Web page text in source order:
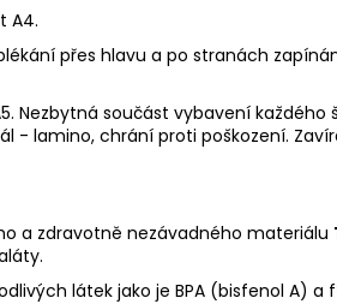
A4.
přes hlavu a po stranách
Nezbytná součást vybavení každého
- lamino, chrání proti poškození.
a zdravotně nezávadného materiálu
látek jako je BPA (bisfenol A) a